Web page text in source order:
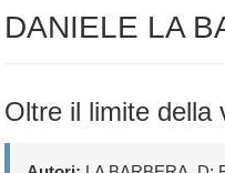
DANIELE LA
Oltre il limite della